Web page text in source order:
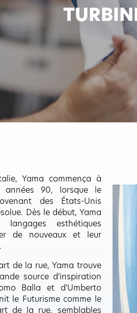
Yama commença à
90, lorsque le
des États-Unis
Dès le début, Yama
esthétiques
de nouveaux et leur
de la rue, Yama trouve
source d'inspiration
Balla et d'Umberto
le Futurisme comme le
de la rue, semblables